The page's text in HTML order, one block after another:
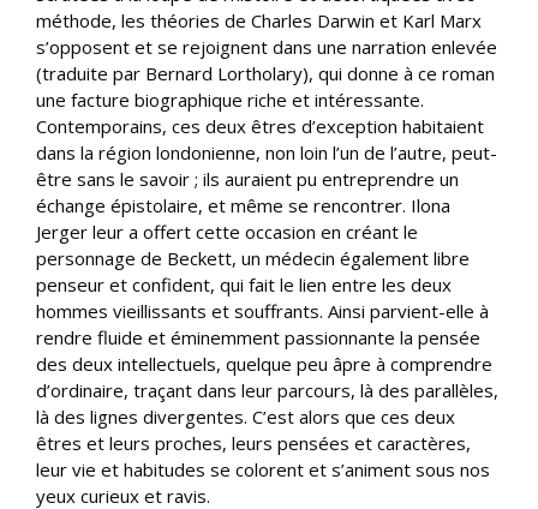
méthode, les théories de Charles Darwin et Karl Marx
s’opposent et se rejoignent dans une narration enlevée
(traduite par Bernard Lortholary), qui donne à ce roman
une facture biographique riche et intéressante.
Contemporains, ces deux êtres d’exception habitaient
dans la région londonienne, non loin l’un de l’autre, peut-
être sans le savoir ; ils auraient pu entreprendre un
échange épistolaire, et même se rencontrer. Ilona
Jerger leur a offert cette occasion en créant le
personnage de Beckett, un médecin également libre
penseur et confident, qui fait le lien entre les deux
hommes vieillissants et souffrants. Ainsi parvient-elle à
rendre fluide et éminemment passionnante la pensée
des deux intellectuels, quelque peu âpre à comprendre
d’ordinaire, traçant dans leur parcours, là des parallèles,
là des lignes divergentes. C’est alors que ces deux
êtres et leurs proches, leurs pensées et caractères,
leur vie et habitudes se colorent et s’animent sous nos
yeux curieux et ravis.